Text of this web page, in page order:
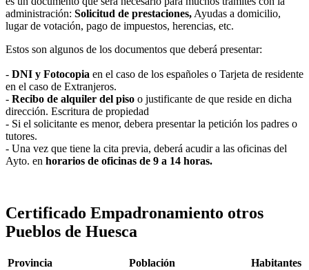
administración: Solicitud de prestaciones, Ayudas a domicilio,
lugar de votación, pago de impuestos, herencias, etc.
Estos son algunos de los documentos que deberá presentar:
- DNI y Fotocopia en el caso de los españoles o Tarjeta de residente
en el caso de Extranjeros.
- Recibo de alquiler del piso o justificante de que reside en dicha
dirección. Escritura de propiedad
- Si el solicitante es menor, debera presentar la petición los padres o
tutores.
- Una vez que tiene la cita previa, deberá acudir a las oficinas del
Ayto. en horarios de oficinas de 9 a 14 horas.
Certificado Empadronamiento otros
Pueblos de Huesca
Provincia Población
Habitantes